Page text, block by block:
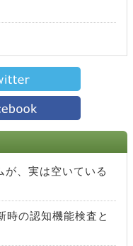
が、実は空いている
時の認知機能検査と